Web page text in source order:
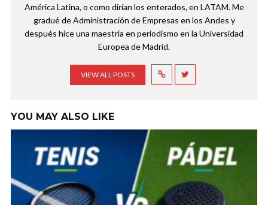
América Latina, o como dirían los enterados, en LATAM. Me
gradué de Administración de Empresas en los Andes y
después hice una maestría en periodismo en la Universidad
Europea de Madrid.
VIEW ALL POSTS
YOU MAY ALSO LIKE